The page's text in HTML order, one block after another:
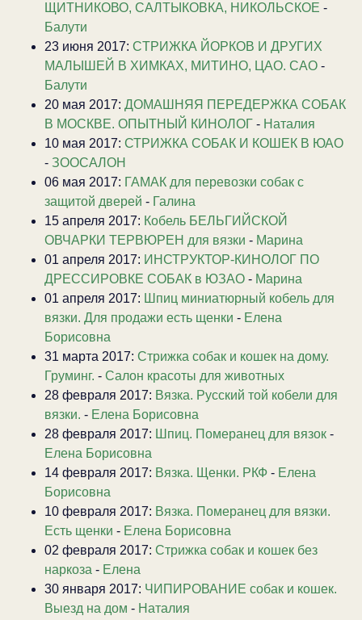
ЩИТНИКОВО, САЛТЫКОВКА, НИКОЛЬСКОЕ -
Балути
23 июня 2017: CТРИЖКА ЙОРКОВ И ДРУГИХ
МАЛЫШЕЙ В ХИМКАХ, МИТИНО, ЦАО. САО -
Балути
20 мая 2017: ДОМАШНЯЯ ПЕРЕДЕРЖКА СОБАК
В МОСКВЕ. ОПЫТНЫЙ КИНОЛОГ - Наталия
10 мая 2017: СТРИЖКА СОБАК И КОШЕК В ЮАО
- ЗООСАЛОН
06 мая 2017: ГАМАК для перевозки собак с
защитой дверей - Галина
15 апреля 2017: Кобель БЕЛЬГИЙСКОЙ
ОВЧАРКИ ТЕРВЮРЕН для вязки - Марина
01 апреля 2017: ИНСТРУКТОР-КИНОЛОГ ПО
ДРЕССИРОВКЕ СОБАК в ЮЗАО - Марина
01 апреля 2017: Шпиц миниатюрный кобель для
вязки. Для продажи есть щенки - Елена
Борисовна
31 марта 2017: Стрижка собак и кошек на дому.
Груминг. - Салон красоты для животных
28 февраля 2017: Вязка. Русский той кобели для
вязки. - Елена Борисовна
28 февраля 2017: Шпиц. Померанец для вязок -
Елена Борисовна
14 февраля 2017: Вязка. Щенки. РКФ - Елена
Борисовна
10 февраля 2017: Вязка. Померанец для вязки.
Есть щенки - Елена Борисовна
02 февраля 2017: Стрижка собак и кошек без
наркоза - Елена
30 января 2017: ЧИПИРОВАНИЕ собак и кошек.
Выезд на дом - Наталия